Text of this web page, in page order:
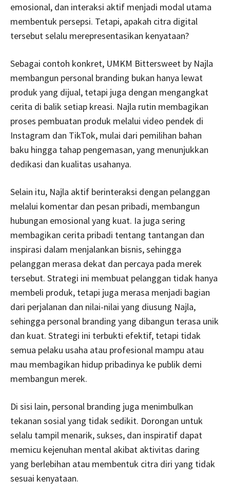
emosional, dan interaksi aktif menjadi modal utama
membentuk persepsi. Tetapi, apakah citra digital
tersebut selalu merepresentasikan kenyataan?
Sebagai contoh konkret, UMKM Bittersweet by Najla
membangun personal branding bukan hanya lewat
produk yang dijual, tetapi juga dengan mengangkat
cerita di balik setiap kreasi. Najla rutin membagikan
proses pembuatan produk melalui video pendek di
Instagram dan TikTok, mulai dari pemilihan bahan
baku hingga tahap pengemasan, yang menunjukkan
dedikasi dan kualitas usahanya.
Selain itu, Najla aktif berinteraksi dengan pelanggan
melalui komentar dan pesan pribadi, membangun
hubungan emosional yang kuat. Ia juga sering
membagikan cerita pribadi tentang tantangan dan
inspirasi dalam menjalankan bisnis, sehingga
pelanggan merasa dekat dan percaya pada merek
tersebut. Strategi ini membuat pelanggan tidak hanya
membeli produk, tetapi juga merasa menjadi bagian
dari perjalanan dan nilai-nilai yang diusung Najla,
sehingga personal branding yang dibangun terasa unik
dan kuat. Strategi ini terbukti efektif, tetapi tidak
semua pelaku usaha atau profesional mampu atau
mau membagikan hidup pribadinya ke publik demi
membangun merek.
Di sisi lain, personal branding juga menimbulkan
tekanan sosial yang tidak sedikit. Dorongan untuk
selalu tampil menarik, sukses, dan inspiratif dapat
memicu kejenuhan mental akibat aktivitas daring
yang berlebihan atau membentuk citra diri yang tidak
sesuai kenyataan.